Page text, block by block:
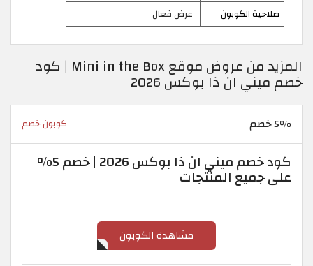
صلاحية الكوبون
عرض فعال
المزيد من عروض موقع Mini in the Box | كود
خصم ميني ان ذا بوكس 2026
5% خصم كوبون خصم
كود خصم ميني ان ذا بوكس 2026 | خصم 5%
على جميع المنتجات
مشاهدة الكوبون